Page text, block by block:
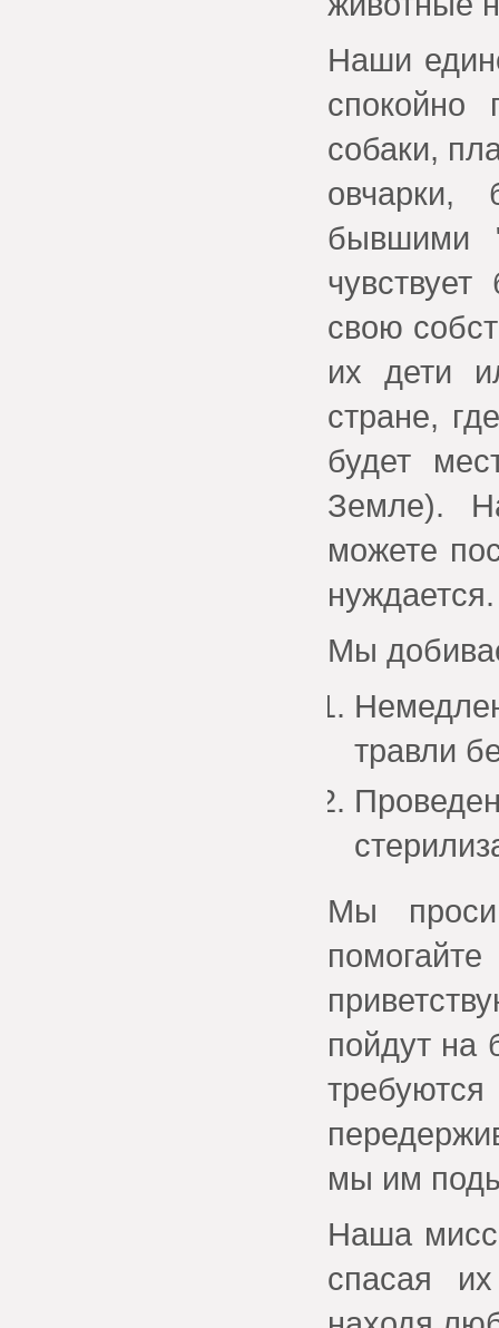
Наши
спокойно
собаки,
овчарки,
бывшими
свою
их дети
стране,
будет
Земле).
можете
нуждается.
Мы
травли
Мы
пойдут на
мы им
Наша
спасая